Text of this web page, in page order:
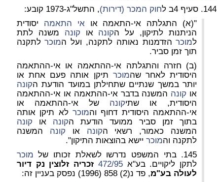
144. סעיף 4ב ל
חוק המכר (דירות), התשל"ג-1973 קובע:
"(א) התגלתה אי-התאמה או אי התאמה יסודית
הניתנות לתיקון, על הקונה או קונה משנה לתת
למוכרהזדמנות נאותה לתקנה, ועל המוכרלתקנה
תוך זמן סביר.
(ב) חזרה והתגלתה אי-ההתאמה או אי-ההתאמה
היסודית לאחר שהמוכר תיקן אותה פעם אחת או
יותר במשך שנתיים שתחילתן במועד הודעת הקונה
או קונה המשנה בדבר אי-ההתאמה או אי-ההתאמה
היסודית, או שתיקונה של אי-ההתאמה או
אי-ההתאמה היסודית דחוף והמוכר לא תיקן אותה
בתוך זמן סביר ממועד הודעת הקונה או קונה
המשנה כאמור, רשאי הקונה או קונה המשנה
לתקנה והמוכריישא בהוצאות התיקון".
145. בתי המשפט נדרשו לשאלת זכותו של
מוכר
לתקן ליקויים. בע"א472/95 זכריה זלוצין נק דיור
לעולה בע"מ, פד נ(2) 858 (1996) נפסק בעניין זה: